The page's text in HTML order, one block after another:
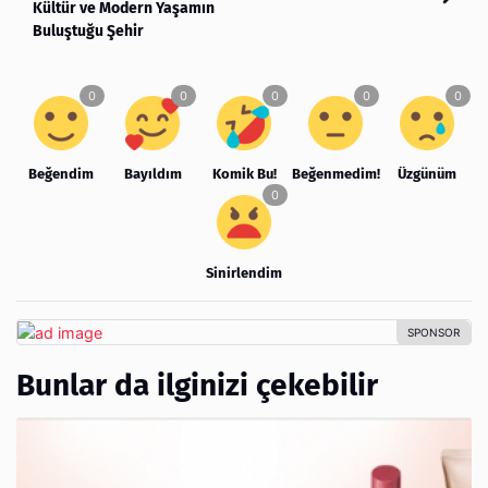
Kültür ve Modern Yaşamın
Buluştuğu Şehir
Beğendim Bayıldım Komik Bu! Beğenmedim! Üzgünüm
Sinirlendim
Bunlar da ilginizi çekebilir